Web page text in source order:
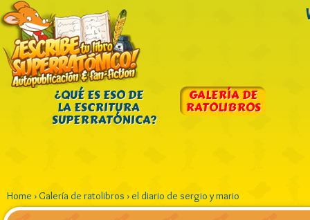
¿QUÉ ES ESO DE
LA ESCRITURA
SUPERRATÓNICA?
GALERÍA DE
RATOLIBROS
Home › Galería de ratolibros › el diario de sergio y mario